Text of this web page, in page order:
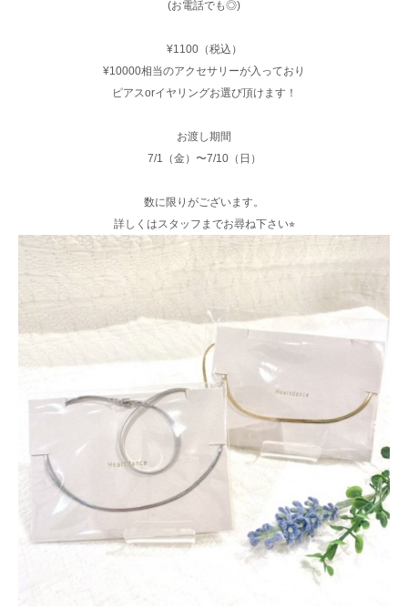
(お電話でも◎)
¥1100（税込）
¥10000相当のアクセサリーが入っており
ピアスorイヤリングお選び頂けます！
お渡し期間
7/1（金）〜7/10（日）
数に限りがございます。
詳しくはスタッフまでお尋ね下さい⭐︎